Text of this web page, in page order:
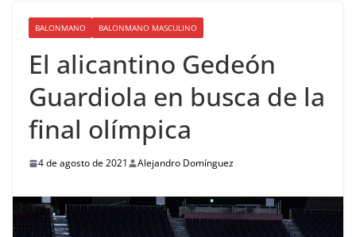
BALONMANO BALONMANO MASCULINO
El alicantino Gedeón
Guardiola en busca de la
final olímpica
4 de agosto de 2021 Alejandro Domínguez